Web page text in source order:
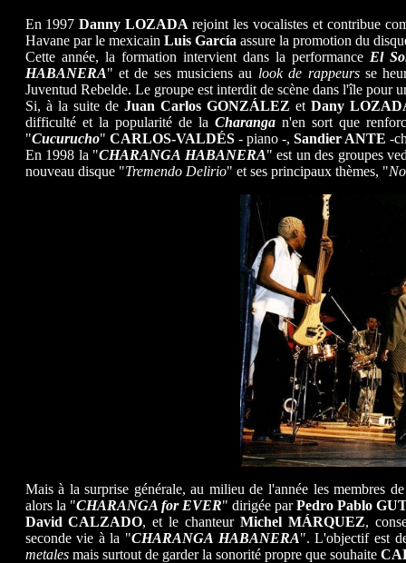
En 1997 Danny LOZADArejoint les vocalistes et contribue
Havane par le mexicain Luis García assure la promotion du
Cette année, la formation intervient dans la performance El
HABANERA" et de ses musiciens au look de rappeursse
Juventud Rebelde. Le groupe est interdit de scène dans l'île pour
Si, à la suite de Juan Carlos GONZÁLEZ etDany
difficulté et la popularité de la Charangan'en sort que
"Cucurucho" CARLOS-VALDÉS- piano -, Sandier ANTE -
En 1998 la "CHARANGA HABANERA" est un des groupes
nouveau disque "Tremendo Delirio" et ses principaux thèmes, "
Mais à la surprise générale, au milieu de l'année les membres
alors la "CHARANGA for EVER" dirigée parPedro Pablo
David CALZADO, et le chanteurMichel MÁRQUEZ,
seconde vie à la "CHARANGA HABANERA". L'objectif est
metalesmais surtout de garder la sonorité propre que souhaite